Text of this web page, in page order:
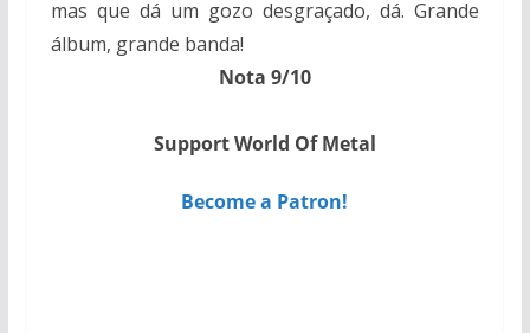
mas que dá um gozo desgraçado, dá. Grande
álbum, grande banda!
Nota 9/10
Support World Of Metal
Become a Patron!